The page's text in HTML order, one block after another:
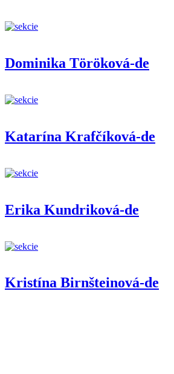
Dominika Töröková-de
Katarína Krafčíková-de
Erika Kundriková-de
Kristína Birnšteinová-de